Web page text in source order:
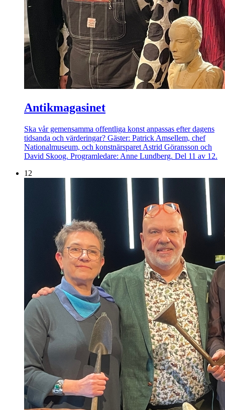
Antikmagasinet
Ska vår gemensamma offentliga konst anpassas efter dagens
tidsanda och värderingar? Gäster: Patrick Amsellem, chef
Nationalmuseum, och konstnärsparet Astrid Göransson och
David Skoog. Programledare: Anne Lundberg. Del 11 av 12.
12